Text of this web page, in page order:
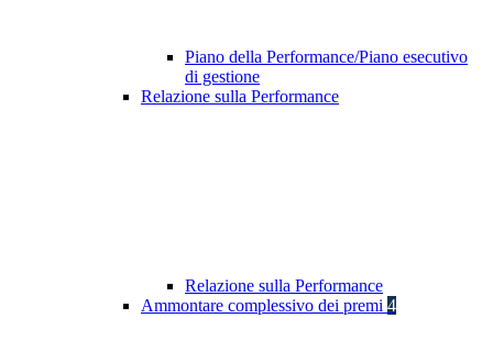
Piano della Performance/Piano esecutivo
di gestione
Relazione sulla Performance
Relazione sulla Performance
Ammontare complessivo dei premi 4